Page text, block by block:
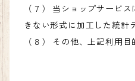
（７） 当ショップサービ
きない形式に加工した統計
（８） その他、上記利用